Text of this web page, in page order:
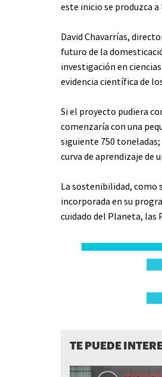
este inicio se produzca
David Chavarrías,
futuro de la
investigación en
evidencia científica de
Si el proyecto pudiera
comenzaría con una
siguiente 750
curva de aprendizaje de
La sostenibilidad, como
incorporada en su
cuidado del Planeta, las
TE PUEDE